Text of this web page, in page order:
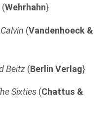
(Wehrhahn}
(Vandenhoeck &
Beitz (Berlin Verlag}
Sixties (Chattus &